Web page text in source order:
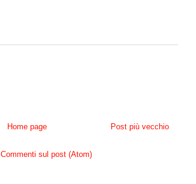
Post più vecchio
Home page
Commenti sul post (Atom)